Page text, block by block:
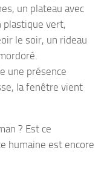
un plateau avec
plastique vert,
le soir, un rideau
une présence
la fenêtre vient
? Est ce
humaine est encore